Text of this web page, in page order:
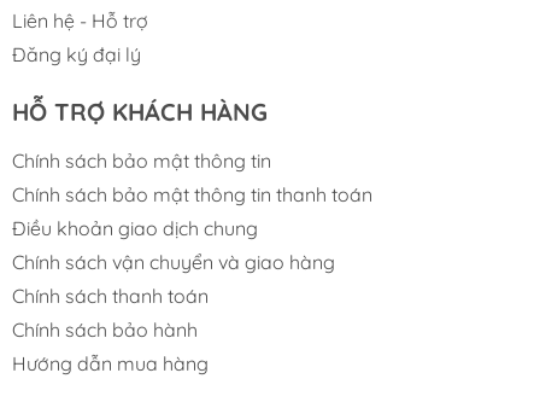
Liên hệ - Hỗ trợ
Đăng ký đại lý
HỖ TRỢ KHÁCH HÀNG
Chính sách bảo mật thông tin
Chính sách bảo mật thông tin thanh toán
Điều khoản giao dịch chung
Chính sách vận chuyển và giao hàng
Chính sách thanh toán
Chính sách bảo hành
Hướng dẫn mua hàng